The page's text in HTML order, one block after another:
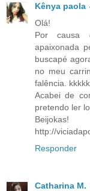
Kênya paola
Olá!
Por causa
apaixonada
buscapé
no meu
falência.
Acabei de
pretendo ler
Beijokas!
http://
Responder
Catharina M.